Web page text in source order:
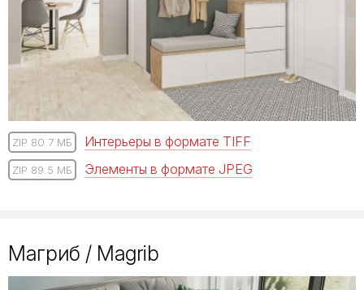
ZIP 80.7 МБ Интерьеры в формате TIFF
ZIP 89.5 МБ Элементы в формате JPEG
Магриб / Magrib